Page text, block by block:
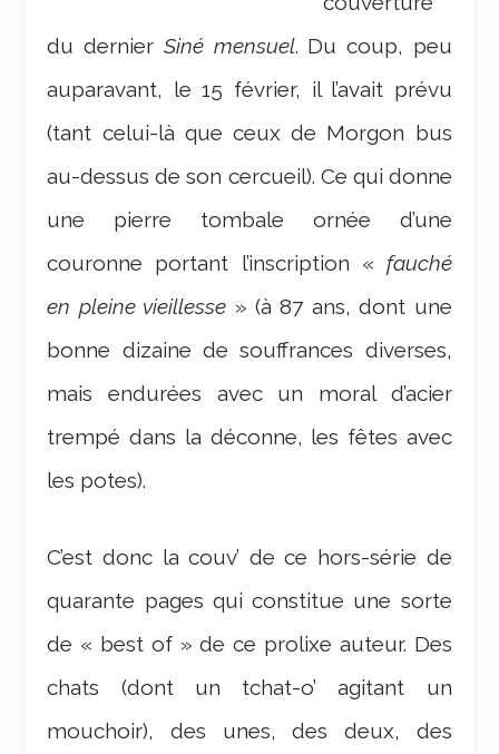
du dernier Siné mensuel. Du coup, peu
auparavant, le 15 février, il l’avait prévu
(tant celui-là que ceux de Morgon bus
au-dessus de son cercueil). Ce qui donne
une pierre tombale ornée d’une
couronne portant l’inscription « fauché
en pleine vieillesse » (à 87 ans, dont une
bonne dizaine de souffrances diverses,
mais endurées avec un moral d’acier
trempé dans la déconne, les fêtes avec
les potes).
C’est donc la couv’ de ce hors-série de
quarante pages qui constitue une sorte
de « best of » de ce prolixe auteur. Des
chats (dont un tchat-o’ agitant un
mouchoir), des unes, des deux, des